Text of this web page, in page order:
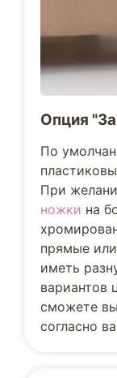
Опция
По
При
ножки на
прямые
иметь
вариантов
сможете
согласно